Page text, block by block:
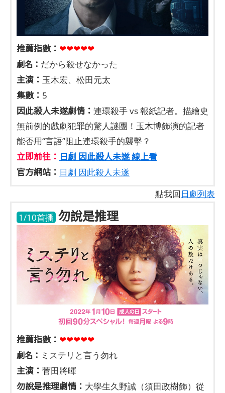
推薦指數： ❤❤❤❤❤
劇名： だから殺せなかった
主演： 玉木宏、松田元太
集數： 5
因此殺人未遂劇情： 連環殺手 vs 報紙記者。描繪史
無前例的戲劇犯罪的驚人謎團！玉木博飾演的記者
能否用“言語”阻止連環殺手的襲擊？
立即前往： 日劇 因此殺人未遂 線上看
官方網站： 日劇 因此殺人未遂
點我回日劇列表
1/10首播 勿說是推理
推薦指數： ❤❤❤❤❤
劇名： ミステリと言う勿れ
主演： 菅田將暉
勿說是推理劇情： 大學生久野誠（須田政樹飾）從